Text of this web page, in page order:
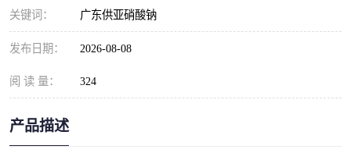
关键词： 广东供亚硝酸钠
发布日期： 2026-08-08
阅 读 量： 324
产品描述